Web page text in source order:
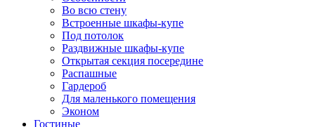
Во всю стену
Встроенные шкафы-купе
Под потолок
Раздвижные шкафы-купе
Открытая секция посередине
Распашные
Гардероб
Для маленького помещения
Эконом
Гостиные